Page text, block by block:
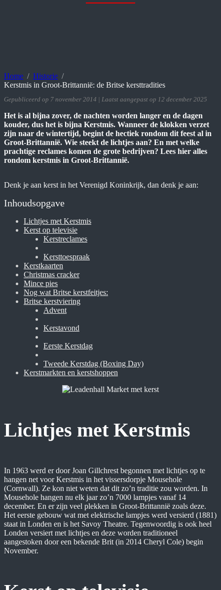
Home
Historie
Kerstmis in Groot-Brittannië: de Britse kersttradities
Gepubliceerd op 7 november 2014 | Laatst aangepast op 12 december 2025
Het is al bijna zover, de nachten worden langer en de dagen
kouder, dus het is bijna Kerstmis. Wanneer de klokken verzet
zijn naar de wintertijd, begint de hectiek rondom dit feest al in
Groot-Brittannië. Wie steekt de lichtjes aan? En met welke
prachtige reclames komen de grote bedrijven? Lees hier alles
rondom kerstmis in Groot-Brittannië.
Denk je aan kerst in het Verenigd Koninkrijk, dan denk je aan:
Inhoudsopgave
Lichtjes met Kerstmis
Kerst op televisie
Kerstreclames
Kersttoespraak
Kerstkaarten
Christmas cracker
Mince pies
Nog wat Britse kerstfeitjes:
Britse kerstviering
Advent
Kerstavond
Eerste Kerstdag
Tweede Kerstdag (Boxing Day)
Kerstmarkten en kerstshoppen
Lichtjes met Kerstmis
In 1963 werd er door Joan Gillchrest begonnen met lichtjes op te
hangen net voor Kerstmis in het vissersdorpje Mousehole
(Cornwall). Ze kon niet weten dat dit zo’n traditie zou worden. In
Mousehole hangen nu elk jaar zo’n 7000 lampjes vanaf 14
december. En er zijn veel plekken in Groot-Brittannië zoals deze.
Het eerste gebouw wat met elektrische lampjes werd versierd (1881)
staat in Londen en is het Savoy Theatre. Tegenwoordig is ook heel
Londen versiert met lichtjes en deze worden traditioneel
aangestoken door een bekende Brit (in 2014 Cheryl Cole) begin
November.